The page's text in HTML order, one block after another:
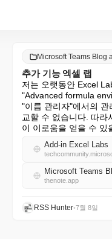
Microsoft Teams Blog
추가 기능 엑셀 랩
저는 오랫동안 Excel
"Advanced formula
"이름 관리자"에서의
교할 수 없습니다. 따
이 이로움을 얻을 수 있
Add-in Excel Labs
Microsoft Teams
thenote.app
RSS Hunter•7월 8일